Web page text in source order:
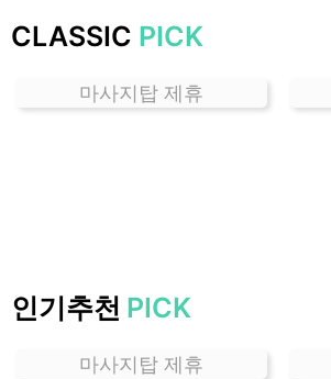
곳
가
추
천
CLASSIC PICK
마사지탑 제휴
인기추천 PICK
마사지탑 제휴